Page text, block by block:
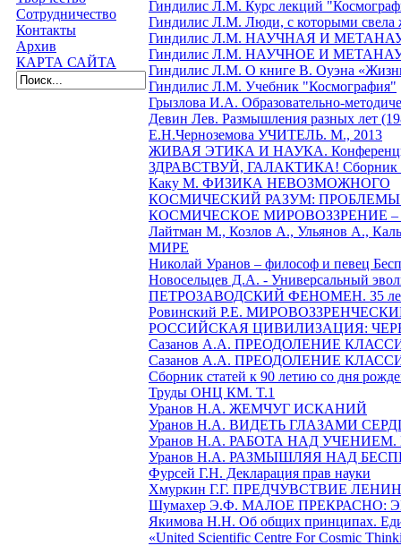
Сотрудничество
Контакты
Архив
КАРТА САЙТА
Гиндилис Л.М. Курс лекций
Гиндилис Л.М. Люди, с которыми свела
Гиндилис Л.М. НАУЧНАЯ И
Гиндилис Л.М. НАУЧНОЕ И
Гиндилис Л.М. О книге В. Оуэна «Жизнь
Гиндилис Л.М. Учебник "Космография"
Грызлова И.А. Образовательно-
Девин Лев. Размышления разных лет
Е.Н.Черноземова УЧИТЕЛЬ. М., 2013
ЖИВАЯ ЭТИКА И НАУКА.
ЗДРАВСТВУЙ, ГАЛАКТИКА! Сборник
Каку М. ФИЗИКА НЕВОЗМОЖНОГО
КОСМИЧЕСКИЙ РАЗУМ: ПРОБЛЕМЫ
КОСМИЧЕСКОЕ МИРОВОЗЗРЕНИЕ
Лайтман М., Козлов А., Ульянов
МИРЕ
Николай Уранов – философ и певец
Новосельцев Д.А. - Универсальный
ПЕТРОЗАВОДСКИЙ ФЕНОМЕН. 35 лет
Ровинский Р.Е.
РОССИЙСКАЯ ЦИВИЛИЗАЦИЯ:
Сазанов А.А. ПРЕОДОЛЕНИЕ
Сазанов А.А. ПРЕОДОЛЕНИЕ
Сборник статей к 90 летию со дня
Труды ОНЦ КМ. T.1
Уранов Н.А. ЖЕМЧУГ ИСКАНИЙ
Уранов Н.А. ВИДЕТЬ ГЛАЗАМИ
Уранов Н.А. РАБОТА НАД УЧЕНИЕМ.
Уранов Н.А. РАЗМЫШЛЯЯ НАД
Фурсей Г.Н. Декларация прав науки
Хмуркин Г.Г. ПРЕДЧУВСТВИЕ
Шумахер Э.Ф. МАЛОЕ
Якимова Н.Н. Об общих принципах.
«United Scientific Centre For Cosmic